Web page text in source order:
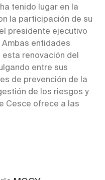
tenido lugar en la
la participación de su
presidente ejecutivo
Ambas entidades
renovación del
entre sus
de prevención de la
de los riesgos y
Cesce ofrece a las